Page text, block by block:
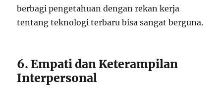
berbagi pengetahuan dengan rekan kerja
tentang teknologi terbaru bisa sangat berguna.
6. Empati dan Keterampilan
Interpersonal